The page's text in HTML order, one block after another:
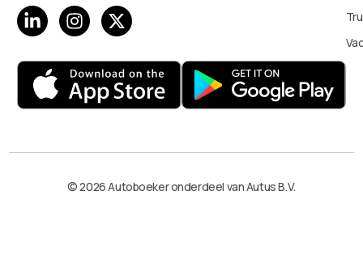
© 2026 Autoboeker onderdeel van Autus B.V.